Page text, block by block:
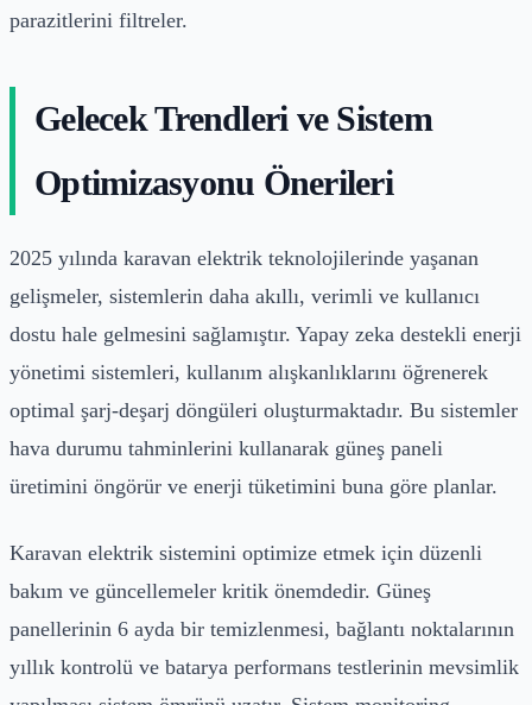
parazitlerini filtreler.
Gelecek Trendleri ve Sistem
Optimizasyonu Önerileri
2025 yılında karavan elektrik teknolojilerinde yaşanan
gelişmeler, sistemlerin daha akıllı, verimli ve kullanıcı
dostu hale gelmesini sağlamıştır. Yapay zeka destekli enerji
yönetimi sistemleri, kullanım alışkanlıklarını öğrenerek
optimal şarj-deşarj döngüleri oluşturmaktadır. Bu sistemler
hava durumu tahminlerini kullanarak güneş paneli
üretimini öngörür ve enerji tüketimini buna göre planlar.
Karavan elektrik sistemini optimize etmek için düzenli
bakım ve güncellemeler kritik önemdedir. Güneş
panellerinin 6 ayda bir temizlenmesi, bağlantı noktalarının
yıllık kontrolü ve batarya performans testlerinin mevsimlik